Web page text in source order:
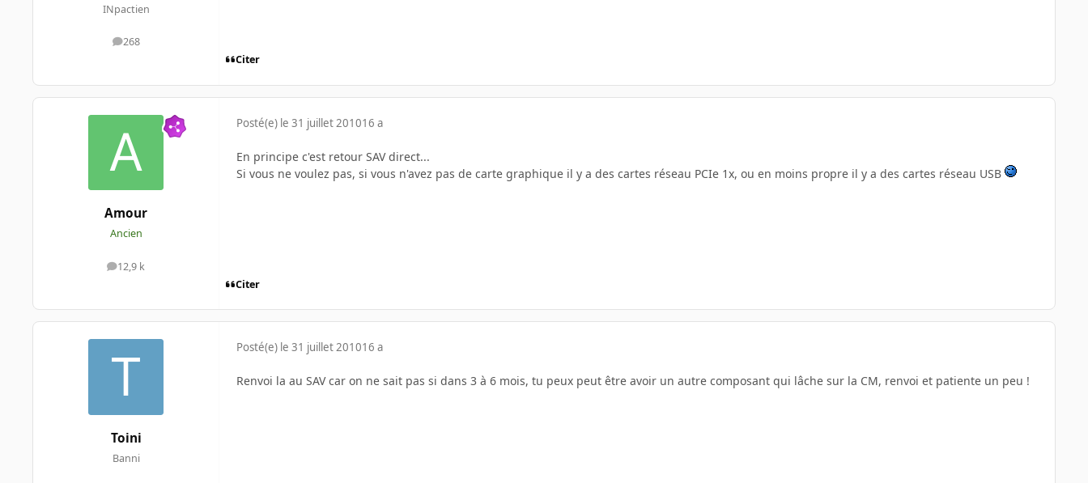
INpactien
268
messages
Citer
Amour
Ancien
12,9 k
messages
Posté(e) le 31 juillet 201016 a
En principe c'est retour SAV direct...
Si vous ne voulez pas, si vous n'avez pas de carte graphique il y a des cartes réseau PCIe 1x, ou en moins propre il y a des cartes réseau USB
Citer
Toini
Banni
Posté(e) le 31 juillet 201016 a
Renvoi la au SAV car on ne sait pas si dans 3 à 6 mois, tu peux peut être avoir un autre composant qui lâche sur la CM, renvoi et patiente un peu !